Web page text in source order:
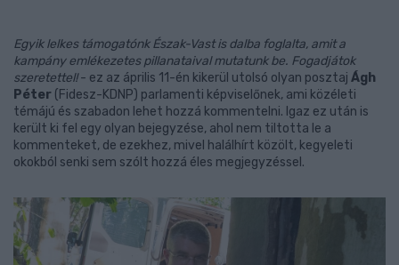
Egyik lelkes támogatónk Észak-Vast is dalba foglalta, amit a
kampány emlékezetes pillanataival mutatunk be. Fogadjátok
szeretettel!- ez az április 11-én kikerül utolsó olyan posztaj Ágh
Péter (Fidesz-KDNP) parlamenti képviselőnek, ami közéleti
témájú és szabadon lehet hozzá kommentelni. Igaz ez után is
került ki fel egy olyan bejegyzése, ahol nem tiltotta le a
kommenteket, de ezekhez, mivel halálhírt közölt, kegyeleti
okokból senki sem szólt hozzá éles megjegyzéssel.